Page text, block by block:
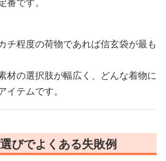
チ程度の荷物であれば信玄袋が最も
材の選択肢が幅広く、どんな着物に
イテムです。
びでよくある失敗例